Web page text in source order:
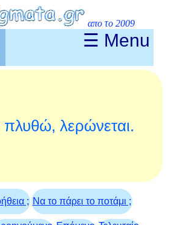
απο το 2009
☰ Menu
λερώνεται.
; Να το πάρει το ποτάμι ;